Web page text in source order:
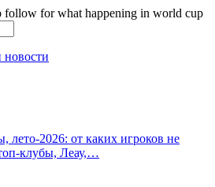
follow for what happening in world cup
лето-2026: от каких игроков не
клубы, Леау,…